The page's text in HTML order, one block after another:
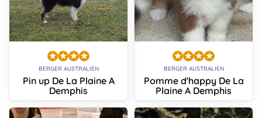
BERGER AUSTRALIEN
Pin up De La Plaine A
Demphis
BERGER AUSTRALIEN
Pomme d'happy De La
Plaine A Demphis